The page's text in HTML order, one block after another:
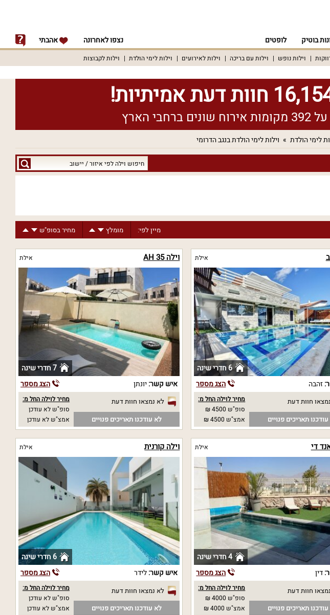
בוטיק לופטים נצפו לאחרונה אהבתי
וילות נופש וילות עם בריכה וילות לאירועים וילות לימי הולדת וילות לקבוצות
חוות דעת אמיתיות!
על 392 מקומות אירוח שונים ברחבי הארץ
לימי הולדת וילות לימי הולדת בנגב הדרומי
חיפוש
וילה
יישוב
מיין לפי: מומלץ מחיר בסופ"ש
אילת
6 חדרי שינה
זהבה הצג מספר
חוות דעת
תאריכים פנויים
מחיר לוילה החל מ:
סופ"ש 4500 ₪
אמצ"ש 4500 ₪
וילה AH 35 אילת
7 חדרי שינה
איש קשר:יונתן הצג מספר
לא נמצאו חוות דעת
לא עודכנו תאריכים פנויים
מחיר לוילה החל מ:
סופ"ש לא עודכן
אמצ"ש לא עודכן
די אילת
4 חדרי שינה
דין הצג מספר
חוות דעת
תאריכים פנויים
מחיר לוילה החל מ:
סופ"ש 4000 ₪
אמצ"ש 4000 ₪
וילה קורנית אילת
6 חדרי שינה
איש קשר:לידר הצג מספר
לא נמצאו חוות דעת
לא עודכנו תאריכים פנויים
מחיר לוילה החל מ:
סופ"ש לא עודכן
אמצ"ש לא עודכן